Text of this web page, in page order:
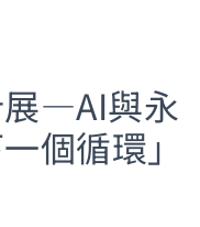
展—AI與永
個循環」